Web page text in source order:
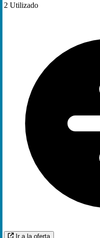
2 Utilizado
Ir a la oferta